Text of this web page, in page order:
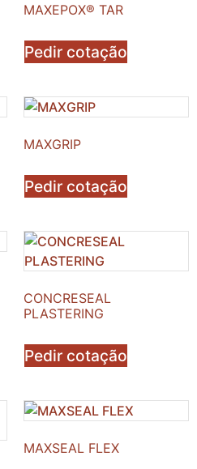
MAXEPOX® TAR
Pedir cotação
MAXGRIP
Pedir cotação
CONCRESEAL
PLASTERING
Pedir cotação
MAXSEAL FLEX